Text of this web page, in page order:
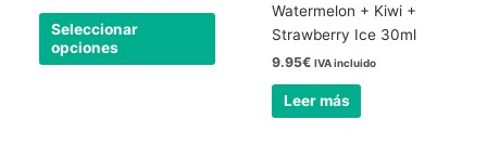
Seleccionar
opciones
Watermelon + Kiwi +
Strawberry Ice 30ml
9.95€ IVA incluido
Leer más